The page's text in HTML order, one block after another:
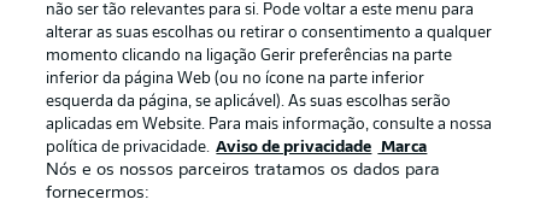
APLICATIVO DA BUNDESLIGA
Oferecido por
não ser tão relevantes para si. Pode voltar a este menu para
alterar as suas escolhas ou retirar o consentimento a qualquer
momento clicando na ligação Gerir preferências na parte
inferior da página Web (ou no ícone na parte inferior
esquerda da página, se aplicável). As suas escolhas serão
aplicadas em Website. Para mais informação, consulte a nossa
política de privacidade. Aviso de privacidade Marca
Nós e os nossos parceiros tratamos os dados para
fornecermos: